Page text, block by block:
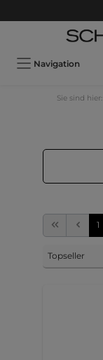
Navigation
Sie sind hier:
1